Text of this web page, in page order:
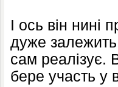
І ось він
дуже
сам реалізує.
бере участь у